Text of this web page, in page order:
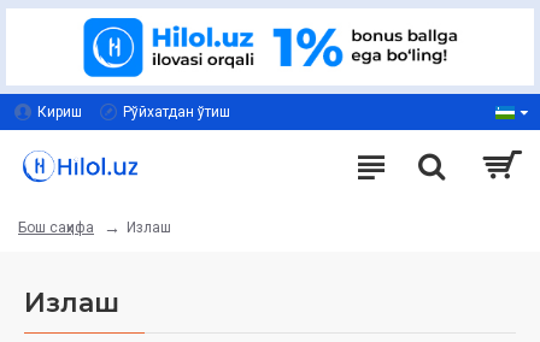
Кириш Рўйхатдан ўтиш
Бош саҳифа Излаш
Излаш